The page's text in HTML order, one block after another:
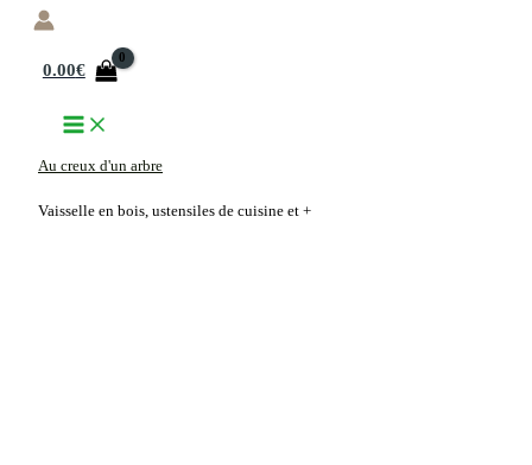
Aller
0.00€
Au creux d'un arbre
Vaisselle en bois, ustensiles de cuisine et +